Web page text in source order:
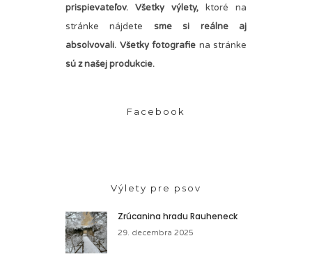
prispievateľov. Všetky výlety, ktoré na
stránke nájdete sme si reálne aj
absolvovali. Všetky fotografie na stránke
sú z našej produkcie.
Facebook
Výlety pre psov
Zrúcanina hradu Rauheneck
29. decembra 2025